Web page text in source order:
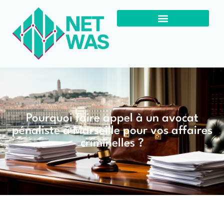
Pourquoi faire appel à un avocat
pénaliste à Marseille pour vos affaires
criminelles ?